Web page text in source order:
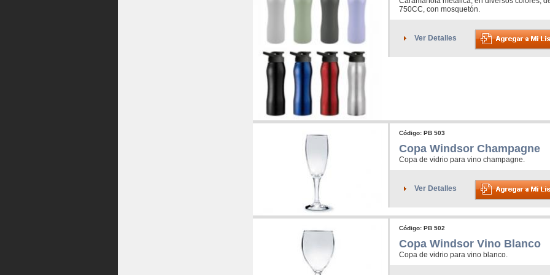
750CC, con mosquetón.
Ver Detalles
Código: PB 503
Copa Windsor Champagne
Copa de vidrio para vino champagne.
Ver Detalles
Código: PB 502
Copa Windsor Vino Blanco
Copa de vidrio para vino blanco.